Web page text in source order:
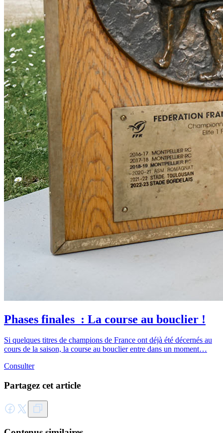
Phases finales : La course au bouclier !
Si quelques titres de champions de France ont déjà été décernés au
cours de la saison, la course au bouclier entre dans un moment…
Consulter
Partagez cet article